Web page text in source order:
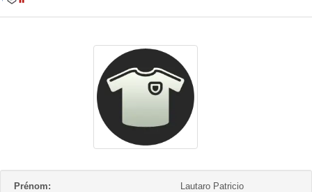
Prénom:
Lautaro Patricio